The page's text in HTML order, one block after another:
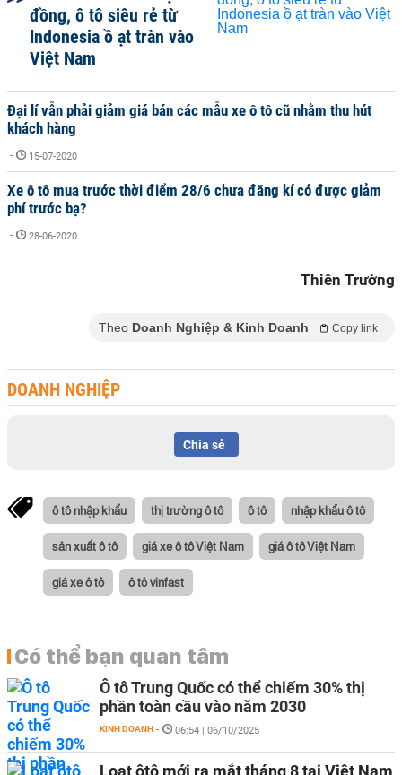
đồng, ô tô siêu rẻ từ
Indonesia ồ ạt tràn vào
Việt Nam
Đại lí vẫn phải giảm giá bán các mẫu xe ô tô cũ nhằm thu hút
khách hàng
- 15-07-2020
Xe ô tô mua trước thời điểm 28/6 chưa đăng kí có được giảm
phí trước bạ?
- 28-06-2020
Thiên Trường
Theo Doanh Nghiệp & Kinh Doanh Copy link
DOANH NGHIỆP
Chia sẻ
ô tô nhập khẩu thị trường ô tô ô tô nhập khẩu ô tô
sản xuất ô tô giá xe ô tô Việt Nam giá ô tô Việt Nam
giá xe ô tô ô tô vinfast
Có thể bạn quan tâm
Ô tô Trung Quốc có thể chiếm 30% thị
phần toàn cầu vào năm 2030
KINH DOANH - 06:54 | 06/10/2025
Loạt ôtô mới ra mắt tháng 8 tại Việt Nam